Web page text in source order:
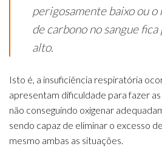
perigosamente baixo ou o
de carbono no sangue
alto.
Isto é, a insuficiência respiratória
apresentam dificuldade para fazer as
não conseguindo oxigenar
sendo capaz de eliminar o excesso
mesmo ambas as situações.